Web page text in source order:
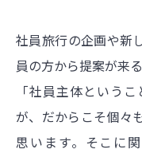
社員旅行の企画や新
員の方から提案が来る
「社員主体という
が、だからこそ個々
思います。そこに